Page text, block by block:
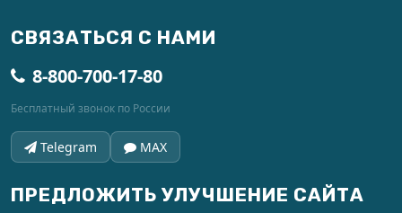
СВЯЗАТЬСЯ С НАМИ
8-800-700-17-80
Бесплатный звонок по России
Telegram MAX
ПРЕДЛОЖИТЬ УЛУЧШЕНИЕ САЙТА